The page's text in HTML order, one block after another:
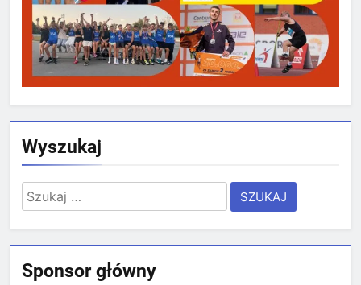
Wyszukaj
Szukaj:
Sponsor główny